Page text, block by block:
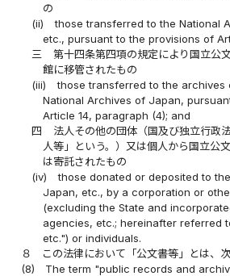
の
(ii)
those transferred to the National
etc., pursuant to the provisions of
三
第十四条第四項の規定により国立公
館に移管されたもの
(iii)
those transferred to the archives
National Archives of Japan,
Article 14, paragraph (4); and
四
法人その他の団体（国及び独立行政
人等」という。）又は個人から国立公
は寄託されたもの
(iv)
those donated or deposited to
Japan, etc., by a corporation or
(excluding the State and
agencies, etc.; hereinafter referred
etc.") or individuals.
８
この法律において「公文書等」とは、
(8)
The term "public records and